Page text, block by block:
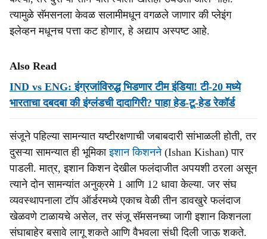
त्यामुळे सॅमसनला केवळ सलामीमधून वगळले जाणार की प्लेइंग
इलेव्हन मधूनच पत्ता कट होणार, हे अद्याप अस्पष्ट आहे.
Also Read
IND vs ENG: इंग्रजांविरुद्ध भिडणार टीम इंडिया! टी-20 मध्ये
भारताचा दबदबा की इंग्लंडची दादागिरी? पाहा हेड-टू-हेड रेकॉर्ड
संजूने पहिल्या सामन्यात यष्टीरक्षणाची जबाबदारी सांभाळली होती, तर
दुसऱ्या सामन्यात ही भूमिकाइशान किशनने(Ishan Kishan) पार
पाडली. मात्र, इशान किशन देखील फलंदाजीत अपयशी ठरला असून
त्याने दोन सामन्यांत अनुक्रमे 1 आणि 12 धावा केल्या. जर संघ
व्यवस्थापनाला टॉप ऑर्डरमध्ये एकाच वेळी तीन डावखुरे फलंदाज
खेळवणे टाळायचे असेल, तर संजू सॅमसनच्या जागी इशान किशनला
संघाबाहेर बसावे लागू शकते आणि वैभवला संधी दिली जाऊ शकते.